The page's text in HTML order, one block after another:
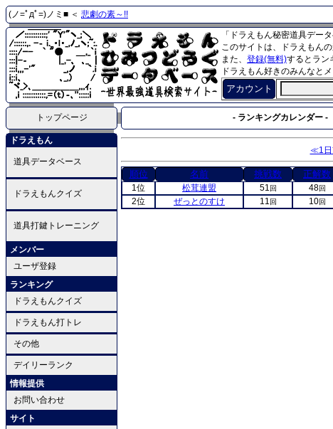
(ノ=ﾟдﾟ=)ノミ■ ＜ 悲劇の素～!!
「ドラえもん秘密道具デー
このサイトは、ドラえもん
また、 登録(無料)するとラン
ドラえもん好きのみんなと
アカウント
トップページ - ランキングカレンダー -
ドラえもん
道具データベース
ドラえもんクイズ
道具打鍵トレーニング
メンバー
ユーザ登録
ランキング
ドラえもんクイズ
ドラえもん打トレ
その他
デイリーランク
情報提供
お問い合わせ
サイト
≪1
順位 名前 挑戦数 正解数
1位 松茸連盟 51 回 48回
2位 ぜっとのすけ 11 回 10回